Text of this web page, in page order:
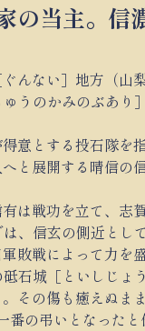
の当主。信
んない］地方（山
うのかみのぶあり
意とする投石隊を
と展開する晴信の
は戦功を立て、志
、信玄の側近とし
敗戦によって力を
石城［といしじょ
その傷も癒えぬま
番の弔いとなった